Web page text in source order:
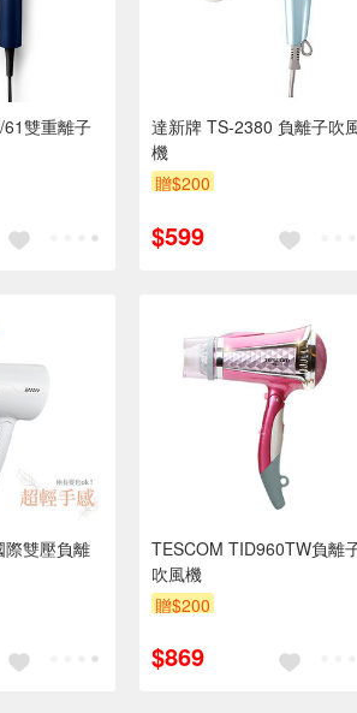
雙重離子
達新牌 TS-2380 負離子吹
機
贈$200
$599
雙壓負離
TESCOM TID960TW負離
吹風機
贈$200
$869